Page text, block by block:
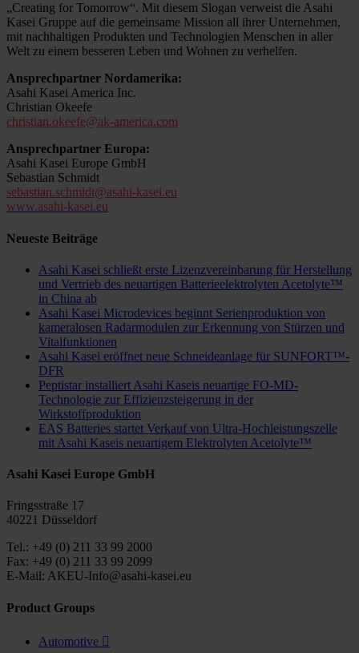
„Creating for Tomorrow“. Mit diesem Slogan verweist die Asahi
Kasei Gruppe auf die gemeinsame Mission all ihrer Unternehmen,
mit nachhaltigen Produkten und Technologien Menschen in aller
Welt zu einem besseren Leben und Wohnen zu verhelfen.
Ansprechpartner Nordamerika:
Asahi Kasei America Inc.
Christian Okeefe
christian.okeefe@ak-america.com
Ansprechpartner Europa:
Asahi Kasei Europe GmbH
Sebastian Schmidt
sebastian.schmidt@asahi-kasei.eu
www.asahi-kasei.eu
Neueste Beiträge
Asahi Kasei schließt erste Lizenzvereinbarung für Herstellung
und Vertrieb des neuartigen Batterieelektrolyten Acetolyte™
in China ab
Asahi Kasei Microdevices beginnt Serienproduktion von
kameralosen Radarmodulen zur Erkennung von Stürzen und
Vitalfunktionen
Asahi Kasei eröffnet neue Schneideanlage für SUNFORT™-
DFR
Peptistar installiert Asahi Kaseis neuartige FO-MD-
Technologie zur Effizienzsteigerung in der
Wirkstoffproduktion
EAS Batteries startet Verkauf von Ultra-Hochleistungszelle
mit Asahi Kaseis neuartigem Elektrolyten Acetolyte™
Asahi Kasei Europe GmbH
Fringsstraße 17
40221 Düsseldorf
Tel.: +49 (0) 211 33 99 2000
Fax: +49 (0) 211 33 99 2099
E-Mail: AKEU-Info@asahi-kasei.eu
Product Groups
Automotive 